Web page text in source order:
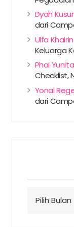
Dyah
dari
Ulfa
Keluarga
Phai
Checklist,
Yonal
dari